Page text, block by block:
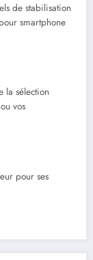
de stabilisation
smartphone
la sélection
vos
pour ses